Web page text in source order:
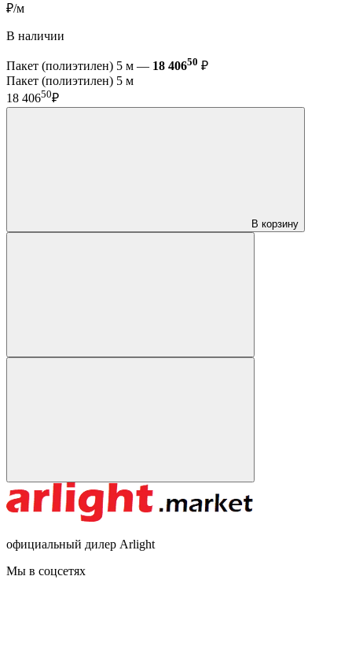
₽/м
В наличии
Пакет (полиэтилен) 5 м — 18 40650 ₽
Пакет (полиэтилен) 5 м
18 40650₽
В корзину
официальный дилер Arlight
Мы в соцсетях